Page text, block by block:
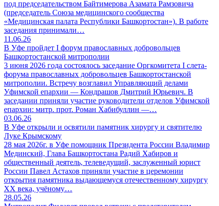
под председательством Байтимерова Азамата Рамзовича
(председатель Союза медицинского сообщества
«Медицинская палата Республики Башкортостан»). В работе
заседания принимали…
11.06.26
В Уфе пройдет I форум православных добровольцев
Башкортостанской митрополии
3 июня 2026 года состоялось заседание Оргкомитета I слета-
форума православных добровольцев Башкортостанской
митрополии. Встречу возглавил Управляющий делами
Уфимской епархии — Кондрашов Дмитрий Юрьевич. В
заседании приняли участие руководители отделов Уфимской
епархии: митр. прот. Роман Хабибуллин —…
03.06.26
В Уфе открыли и освятили памятник хирургу и святителю
Луке Крымскому
28 мая 2026г. в Уфе помощник Президента России Владимир
Мединский, Глава Башкортостана Радий Хабиров и
общественный деятель, телеведущий, заслуженный юрист
России Павел Астахов приняли участие в церемонии
открытия памятника выдающемуся отечественному хирургу
XX века, учёному…
28.05.26